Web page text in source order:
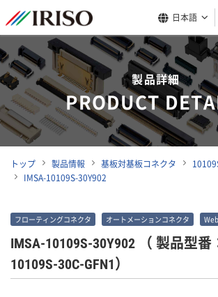
日本語
製品詳細
PRODUCT
トップ 製品情報 基板対基板コネクタ
IMSA-10109S-30Y902
フローティングコネクタ オートメーションコネクタ
IMSA-10109S-30Y902 （ 製品型番
10109S-30C-GFN1）